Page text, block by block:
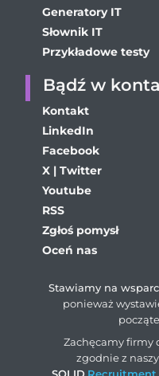
Generatory IT
Słownik IT
Przykładowe testy
Bądź w
Kontakt
LinkedIn
Facebook
X | Twitter
Youtube
RSS
Zgłoś pomysł
Oceń nas
Stawiamy na
ponieważ
Zachęcamy firmy
zgodnie z